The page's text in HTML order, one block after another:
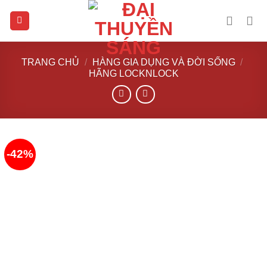
TRANG CHỦ / HÀNG GIA DỤNG VÀ ĐỜI SỐNG /
HÃNG LOCKNLOCK
-42%